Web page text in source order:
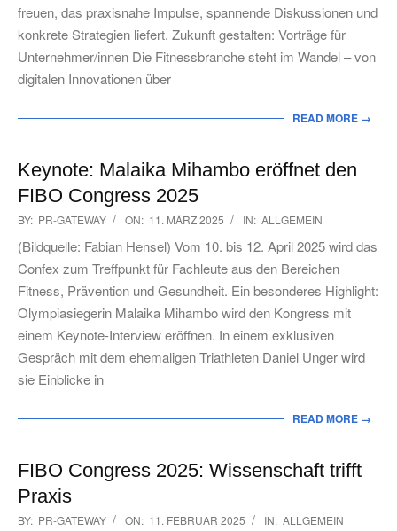
freuen, das praxisnahe Impulse, spannende Diskussionen und
konkrete Strategien liefert. Zukunft gestalten: Vorträge für
Unternehmer/innen Die Fitnessbranche steht im Wandel – von
digitalen Innovationen über
READ MORE →
Keynote: Malaika Mihambo eröffnet den
FIBO Congress 2025
2025-
03-
11
BY: PR-GATEWAY ON: 11. MÄRZ 2025 IN: ALLGEMEIN
(Bildquelle: Fabian Hensel) Vom 10. bis 12. April 2025 wird das
Confex zum Treffpunkt für Fachleute aus den Bereichen
Fitness, Prävention und Gesundheit. Ein besonderes Highlight:
Olympiasiegerin Malaika Mihambo wird den Kongress mit
einem Keynote-Interview eröffnen. In einem exklusiven
Gespräch mit dem ehemaligen Triathleten Daniel Unger wird
sie Einblicke in
READ MORE →
FIBO Congress 2025: Wissenschaft trifft
Praxis
2025-
BY: PR-GATEWAY ON: 11. FEBRUAR 2025 IN: ALLGEMEIN